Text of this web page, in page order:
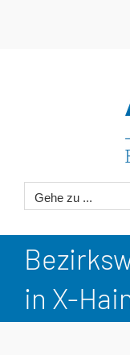
Gehe zu ...
in X-